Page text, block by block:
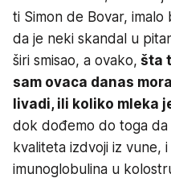
ti Simon de Bovar, imalo
da je neki skandal u
širi smisao, a ovako, šta
sam ovaca danas
livadi, ili koliko mleka
dok dođemo do toga da
kvaliteta izdvoji iz vune,
imunoglobulina u